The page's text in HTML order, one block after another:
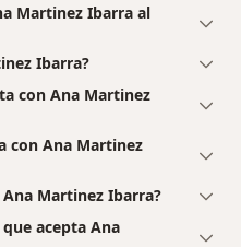
Martinez Ibarra al
Ibarra?
con Ana Martinez
con Ana Martinez
Martinez Ibarra?
acepta Ana